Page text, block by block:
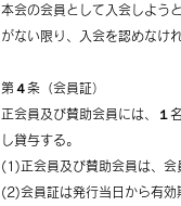
本会の会員として入会しよう
がない限り、入会を認めなけ
第４条（会員証）
正会員及び賛助会員には、１
し貸与する。
(1)正会員及び賛助会員は、会
(2)会員証は発行当日から有効